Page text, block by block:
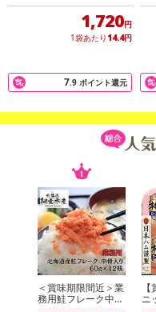
【めんたいこ】
ピリッとした辛さと豊かな
【牛丼風】
牛肉の旨味に紅生姜のアク
【韓国のり風】
2種の海苔を使用しごま油の
【豚の生姜焼き風】
豚の旨みと生姜の風味が効
【スパイシーから揚げ味】
数種類のスパイスをブレン
ー唐揚げ味」
1,720円
1袋あたり 14.4円
7.9 ポイント還元
＜賞味期限間近＞業
務用鮭フレーク中骨
ニ